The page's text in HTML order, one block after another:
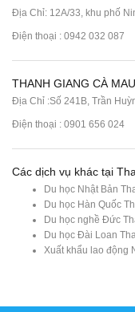
Địa Chỉ: 12A/33, khu phố
Điện thoại : 0942 032 087
THANH GIANG CÀ MAU
Địa Chỉ :Số 241B, Trần
Điện thoại : 0901 656 024
Các dịch vụ khác tại
Du học Nhật Bản
Du học Hàn Quốc
Du học nghề Đức
Du học Đài Loan
Xuất khẩu lao động